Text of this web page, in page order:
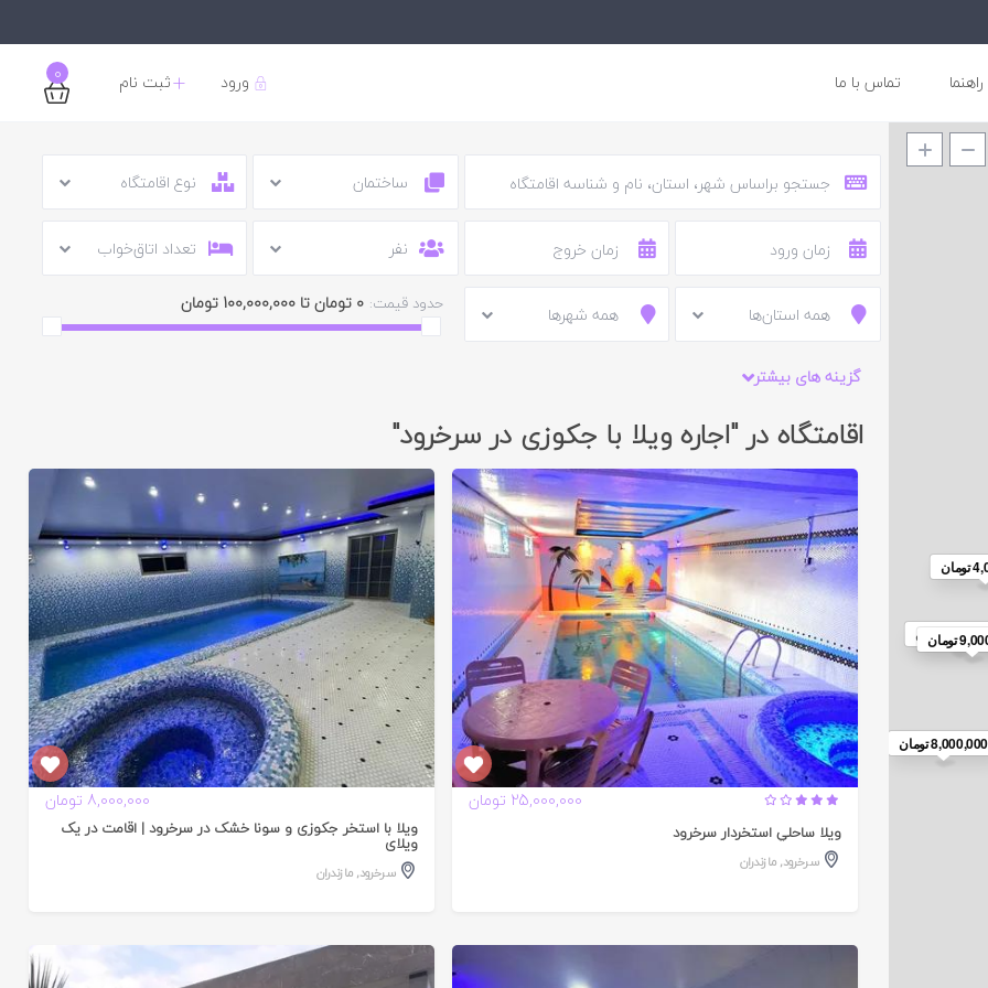
0 ورود ثبت نام راهنما تماس با ما
تومان
5,600,000 تومان
تومان
8,000,000 تومان
ساختمان نوع اقامتگاه
نفر تعداد اتاق‌خواب
همه استان‌ها همه شهرها حدود قیمت: 0 تومان تا 100,000,000 تومان
گزینه های بیشتر
اقامتگاه در "اجاره ویلا با جکوزی در سرخرود"
25,000,000 تومان
ويلا ساحلي استخردار سرخرود
سرخرود,مازندران
8,000,000 تومان
تایید
شده
ویلا با استخر جکوزی و سونا خشک در سرخرود | اقامت در یک
ویلای
سرخرود,مازندران
تایید